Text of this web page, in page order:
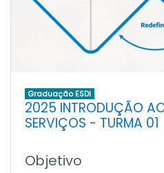
Graduação ESDI
2025 INTRODUÇÃO
SERVIÇOS - TURMA 01
Objetivo